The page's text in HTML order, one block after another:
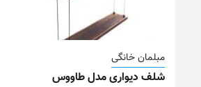
مبلمان خانگی
شلف دیواری مدل طاووس